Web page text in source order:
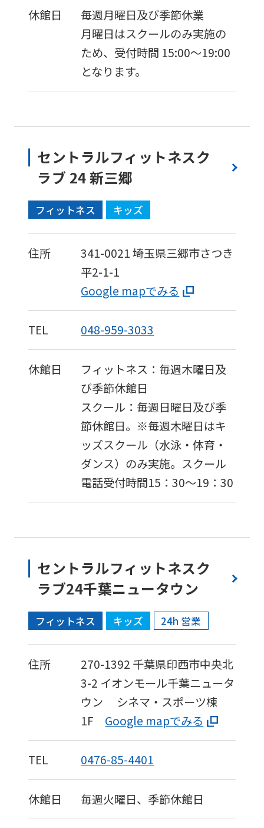
休館日
毎週月曜日及び季節休業
月曜日はスクールのみ実施の
ため、受付時間 15:00～19:00
となります。
セントラルフィットネスク
ラブ 24 新三郷
フィットネス キッズ
住所 341-0021埼玉県三郷市さつき
平2-1-1
Google mapでみる
TEL 048-959-3033
休館日
フィットネス：毎週木曜日及
び季節休館日
スクール：毎週日曜日及び季
節休館日。※毎週木曜日はキ
ッズスクール（水泳・体育・
ダンス）のみ実施。スクール
電話受付時間15：30～19：30
セントラルフィットネスク
ラブ24千葉ニュータウン
フィットネス キッズ 24h 営業
住所 270-1392 千葉県印西市中央北
3-2 イオンモール千葉ニュータ
ウン シネマ・スポーツ棟
1F
Google mapでみる
TEL 0476-85-4401
休館日 毎週火曜日、季節休館日
version
of
this
website
will
translated
so
may
not
be
an
translation.
The
translation
may
differ
from
the
original
content.
We
ask
that
fully
understand
this
before
using
the
Automatic